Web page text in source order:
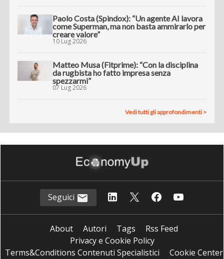
Paolo Costa (Spindox): “Un agente AI lavora
come Superman, ma non basta ammirarlo per
creare valore”
10 Lug 2026
Matteo Musa (Fitprime): “Con la disciplina
da rugbista ho fatto impresa senza
spezzarmi”
07 Lug 2026
Vedi tutti gli approfondimenti >
Seguici
About Autori Tags
Rss Feed
Privacy e Cookie Policy
Terms&Conditions Contenuti Specialistici
Cookie Center